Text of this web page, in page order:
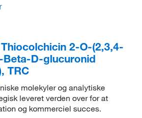
2-O-(2,3,4-
Beta-D-glucuronid
TRC
molekyler og analytiske
leveret verden over for at
og kommerciel succes.